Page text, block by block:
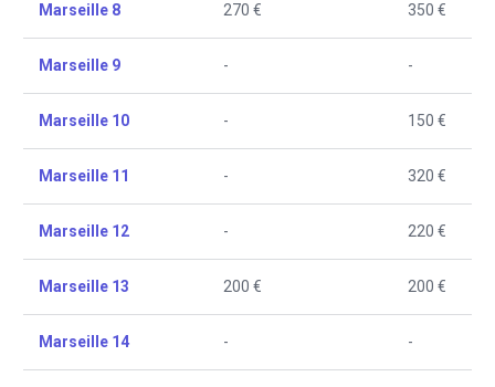
Marseille 8 270 € 350 €
Marseille 9 - -
Marseille 10 - 150 €
Marseille 11 - 320 €
Marseille 12 - 220 €
Marseille 13 200 € 200 €
Marseille 14 - -